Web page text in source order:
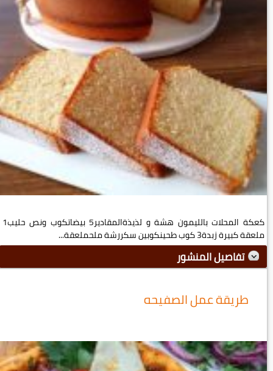
كعكة المحلات بالليمون هشة و لذيذةالمقادير5 بيضاتكوب ونص حليب1
ملعقة كبيرة زبدة3 كوب طحينكوبين سكررشة ملحملعقة...
تفاصيل المنشور
طريقة عمل الصفيحه